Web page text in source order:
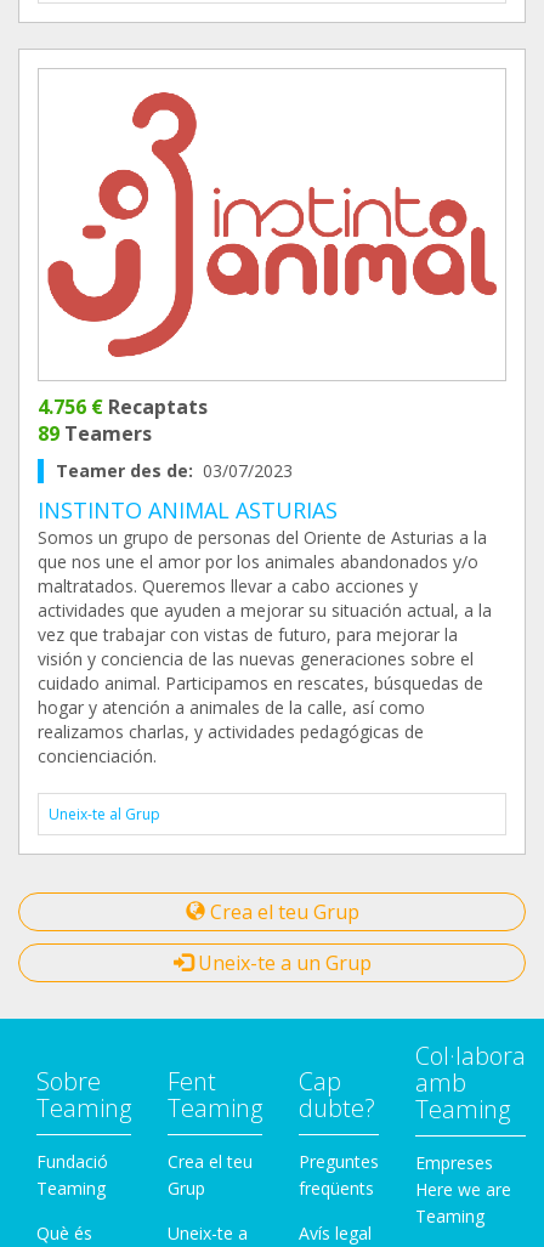
4.756 € Recaptats
89 Teamers
Teamer des de: 03/07/2023
INSTINTO ANIMAL ASTURIAS
Somos un grupo de personas del Oriente de Asturias a la
que nos une el amor por los animales abandonados y/o
maltratados. Queremos llevar a cabo acciones y
actividades que ayuden a mejorar su situación actual, a la
vez que trabajar con vistas de futuro, para mejorar la
visión y conciencia de las nuevas generaciones sobre el
cuidado animal. Participamos en rescates, búsquedas de
hogar y atención a animales de la calle, así como
realizamos charlas, y actividades pedagógicas de
concienciación.
Uneix-te al Grup
Crea el teu Grup
Uneix-te a un Grup
Sobre
Teaming
Fundació
Teaming
Què és
Fent
Teaming
Crea el teu
Grup
Uneix-te a
Cap
dubte?
Preguntes
freqüents
Avís legal
Col·labora
amb
Teaming
Empreses
Here we are
Teaming